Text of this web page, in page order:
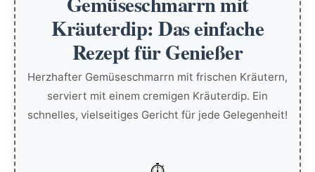
Kräuterdip: Das einfache
Rezept für Genießer
Herzhafter Gemüseschmarrn mit frischen Kräutern,
serviert mit einem cremigen Kräuterdip. Ein
schnelles, vielseitiges Gericht für jede Gelegenheit!